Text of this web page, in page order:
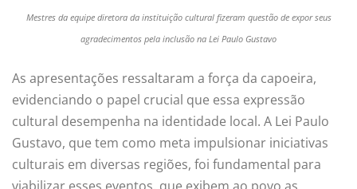
Mestres da equipe diretora da instituição cultural fizeram questão de expor seus
agradecimentos pela inclusão na Lei Paulo Gustavo
As apresentações ressaltaram a força da capoeira,
evidenciando o papel crucial que essa expressão
cultural desempenha na identidade local. A Lei Paulo
Gustavo, que tem como meta impulsionar iniciativas
culturais em diversas regiões, foi fundamental para